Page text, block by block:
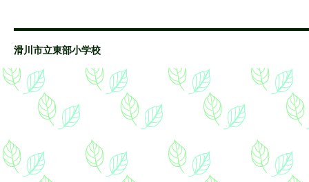
滑川市立東部小学校